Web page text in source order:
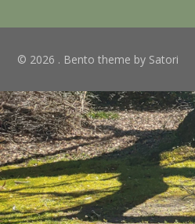
© 2026 . Bento theme by Satori